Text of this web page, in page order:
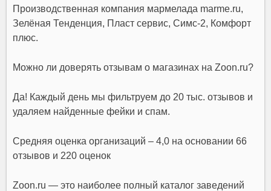
Производственная компания мармелада marme.ru,
Зелёная Тенденция, Пласт сервис, Симс-2, Комфорт
плюс.
Можно ли доверять отзывам о магазинах на Zoon.ru?
Да! Каждый день мы фильтруем до 20 тыс. отзывов и
удаляем найденные фейки и спам.
Средняя оценка организаций – 4,0 на основании 66
отзывов и 220 оценок
Zoon.ru — это наиболее полный каталог заведений